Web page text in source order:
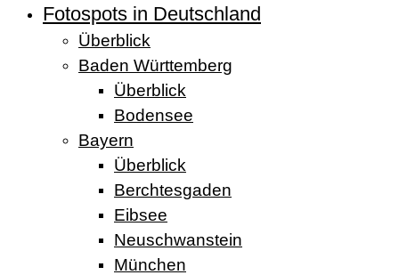
Fotospots in Deutschland
Überblick
Baden Württemberg
Überblick
Bodensee
Bayern
Überblick
Berchtesgaden
Eibsee
Neuschwanstein
München